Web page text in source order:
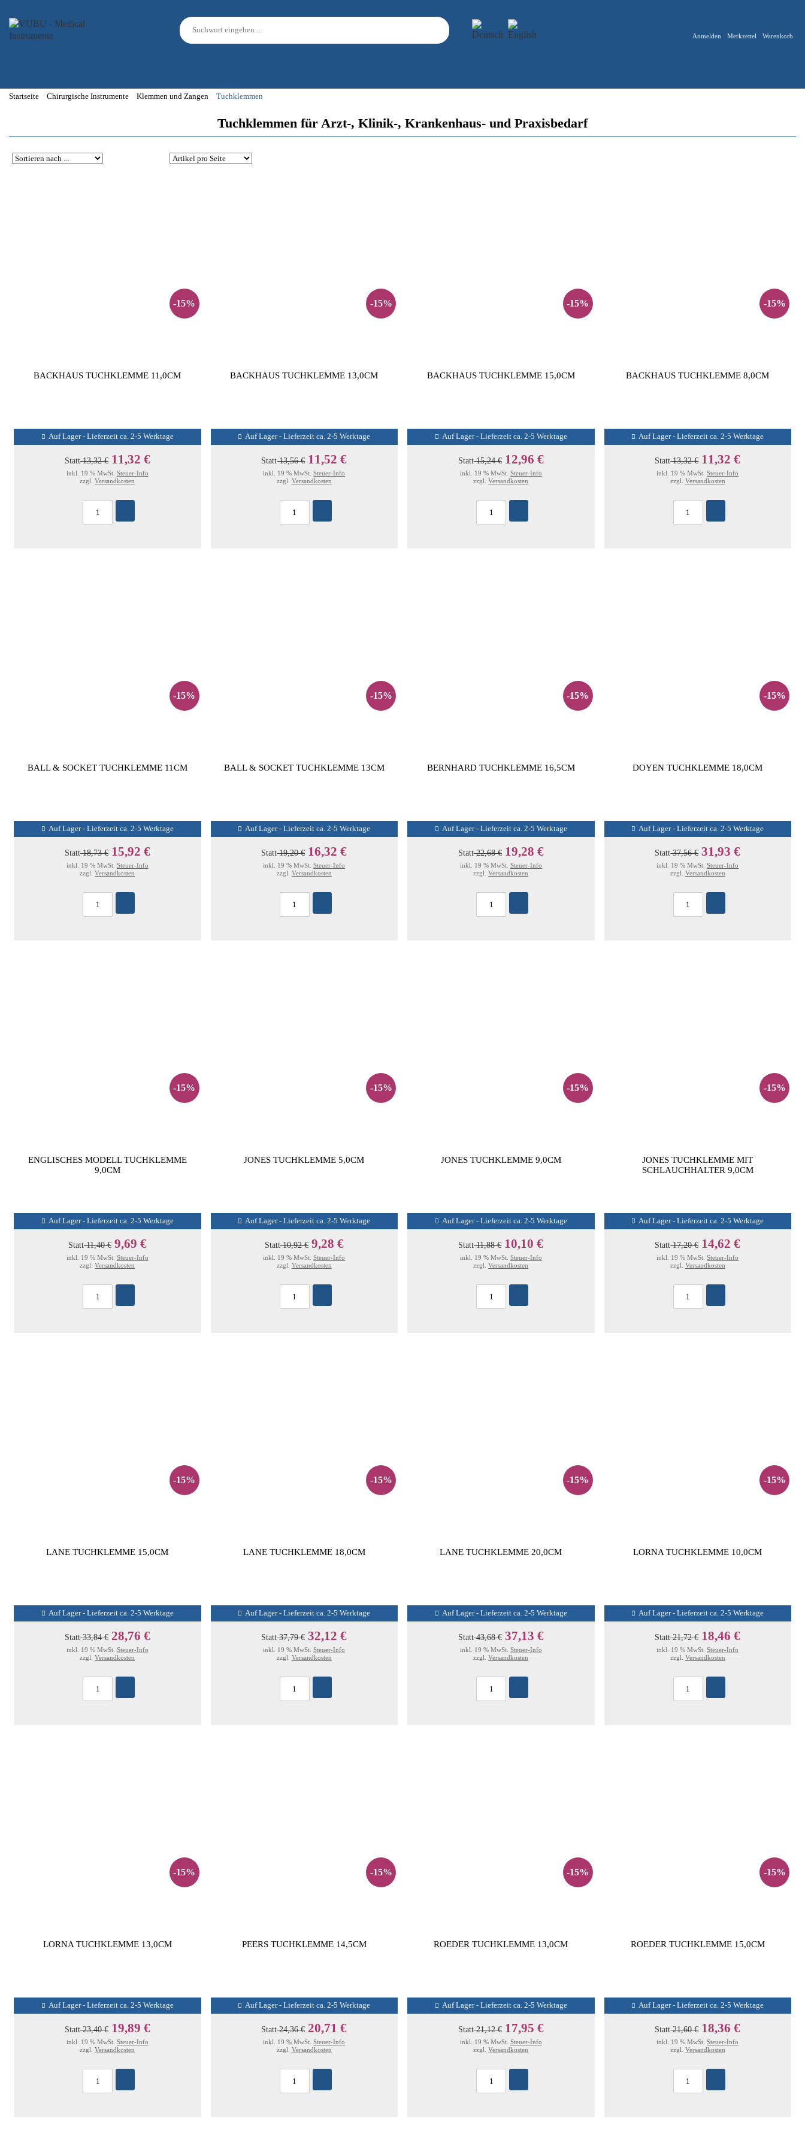
Anmelden Merkzettel Warenkorb
Startseite Chirurgische Instrumente Klemmen und Zangen Tuchklemmen
Tuchklemmen für Arzt-, Klinik-, Krankenhaus- und Praxisbedarf
-15%
BACKHAUS TUCHKLEMME 11,0CM
Auf Lager - Lieferzeit ca. 2-5 Werktage
Statt13,32 € 11,32 €
inkl. 19 % MwSt. Steuer-Info
zzgl.Versandkosten
-15%
BACKHAUS TUCHKLEMME 13,0CM
Auf Lager - Lieferzeit ca. 2-5 Werktage
Statt13,56 € 11,52 €
inkl. 19 % MwSt.Steuer-Info
zzgl. Versandkosten
-15%
BACKHAUS TUCHKLEMME 15,0CM
Auf Lager - Lieferzeit ca. 2-5 Werktage
Statt15,24 € 12,96 €
inkl. 19 % MwSt. Steuer-Info
zzgl.Versandkosten
-15%
BACKHAUS TUCHKLEMME 8,0CM
Auf Lager - Lieferzeit ca. 2-5 Werktage
Statt13,32 € 11,32 €
inkl. 19 % MwSt.Steuer-Info
zzgl. Versandkosten
-15%
BALL & SOCKET TUCHKLEMME 11CM
Auf Lager - Lieferzeit ca. 2-5 Werktage
Statt18,73 € 15,92 €
inkl. 19 % MwSt. Steuer-Info
zzgl.Versandkosten
-15%
BALL & SOCKET TUCHKLEMME 13CM
Auf Lager - Lieferzeit ca. 2-5 Werktage
Statt19,20 € 16,32 €
inkl. 19 % MwSt.Steuer-Info
zzgl. Versandkosten
-15%
BERNHARD TUCHKLEMME 16,5CM
Auf Lager - Lieferzeit ca. 2-5 Werktage
Statt22,68 € 19,28 €
inkl. 19 % MwSt. Steuer-Info
zzgl.Versandkosten
-15%
DOYEN TUCHKLEMME 18,0CM
Auf Lager - Lieferzeit ca. 2-5 Werktage
Statt37,56 € 31,93 €
inkl. 19 % MwSt.Steuer-Info
zzgl. Versandkosten
-15%
ENGLISCHES MODELL TUCHKLEMME
9,0CM
Auf Lager - Lieferzeit ca. 2-5 Werktage
Statt11,40 € 9,69 €
inkl. 19 % MwSt. Steuer-Info
zzgl.Versandkosten
-15%
JONES TUCHKLEMME 5,0CM
Auf Lager - Lieferzeit ca. 2-5 Werktage
Statt10,92 € 9,28 €
inkl. 19 % MwSt.Steuer-Info
zzgl. Versandkosten
-15%
JONES TUCHKLEMME 9,0CM
Auf Lager - Lieferzeit ca. 2-5 Werktage
Statt11,88 € 10,10 €
inkl. 19 % MwSt. Steuer-Info
zzgl.Versandkosten
-15%
JONES TUCHKLEMME MIT
SCHLAUCHHALTER 9,0CM
Auf Lager - Lieferzeit ca. 2-5 Werktage
Statt17,20 € 14,62 €
inkl. 19 % MwSt.Steuer-Info
zzgl. Versandkosten
-15%
LANE TUCHKLEMME 15,0CM
Auf Lager - Lieferzeit ca. 2-5 Werktage
Statt33,84 € 28,76 €
inkl. 19 % MwSt. Steuer-Info
zzgl.Versandkosten
-15%
LANE TUCHKLEMME 18,0CM
Auf Lager - Lieferzeit ca. 2-5 Werktage
Statt37,79 € 32,12 €
inkl. 19 % MwSt.Steuer-Info
zzgl. Versandkosten
-15%
LANE TUCHKLEMME 20,0CM
Auf Lager - Lieferzeit ca. 2-5 Werktage
Statt43,68 € 37,13 €
inkl. 19 % MwSt. Steuer-Info
zzgl.Versandkosten
-15%
LORNA TUCHKLEMME 10,0CM
Auf Lager - Lieferzeit ca. 2-5 Werktage
Statt21,72 € 18,46 €
inkl. 19 % MwSt.Steuer-Info
zzgl. Versandkosten
-15%
LORNA TUCHKLEMME 13,0CM
Auf Lager - Lieferzeit ca. 2-5 Werktage
Statt23,40 € 19,89 €
inkl. 19 % MwSt. Steuer-Info
zzgl.Versandkosten
-15%
PEERS TUCHKLEMME 14,5CM
Auf Lager - Lieferzeit ca. 2-5 Werktage
Statt24,36 € 20,71 €
inkl. 19 % MwSt.Steuer-Info
zzgl. Versandkosten
-15%
ROEDER TUCHKLEMME 13,0CM
Auf Lager - Lieferzeit ca. 2-5 Werktage
Statt21,12 € 17,95 €
inkl. 19 % MwSt. Steuer-Info
zzgl.Versandkosten
-15%
ROEDER TUCHKLEMME 15,0CM
Auf Lager - Lieferzeit ca. 2-5 Werktage
Statt21,60 € 18,36 €
inkl. 19 % MwSt.Steuer-Info
zzgl. Versandkosten